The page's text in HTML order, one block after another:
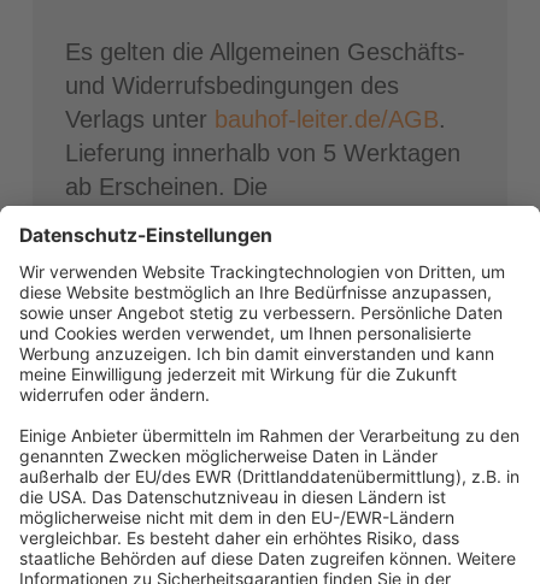
Es gelten die Allgemeinen Geschäfts-
und Widerrufsbedingungen des
Verlags unter bauhof-leiter.de/AGB.
Lieferung innerhalb von 5 Werktagen
ab Erscheinen. Die
Abonnement anfordern|Abo kündigen|
Werben bei uns